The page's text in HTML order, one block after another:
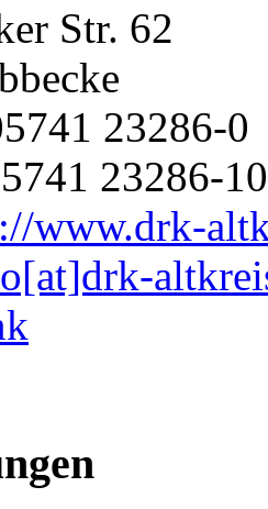
Str. 62
23286-0
23286-10
www.drk-